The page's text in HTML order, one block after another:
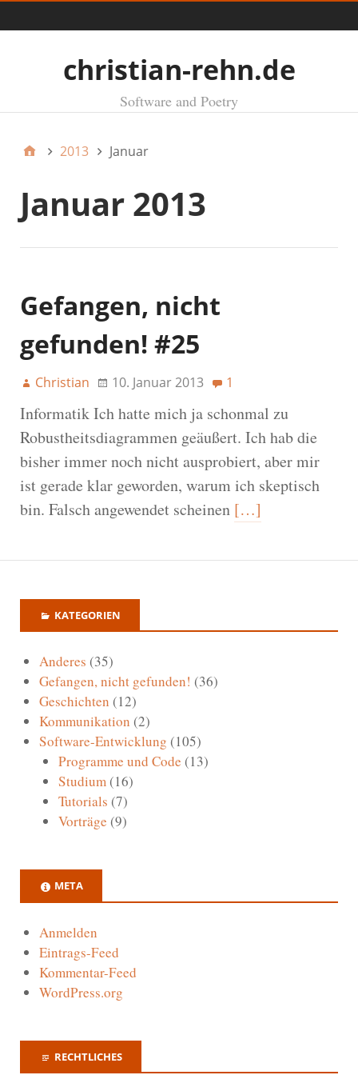
christian-rehn.de
Software and Poetry
2013 Januar
Januar 2013
Gefangen, nicht
gefunden! #25
Christian 10. Januar 2013 1
Informatik Ich hatte mich ja schonmal zu
Robustheitsdiagrammen geäußert. Ich hab die
bisher immer noch nicht ausprobiert, aber mir
ist gerade klar geworden, warum ich skeptisch
bin. Falsch angewendet scheinen […]
KATEGORIEN
Anderes (35)
Gefangen, nicht gefunden! (36)
Geschichten (12)
Kommunikation (2)
Software-Entwicklung (105)
Programme und Code (13)
Studium(16)
Tutorials (7)
Vorträge (9)
META
Anmelden
Eintrags-Feed
Kommentar-Feed
WordPress.org
RECHTLICHES